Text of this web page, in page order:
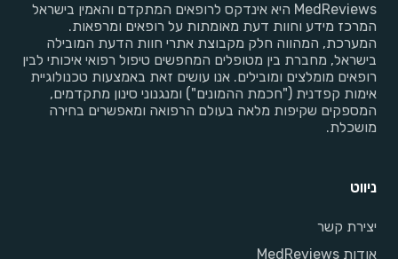
MedReviews היא אינדקס לרופאים המתקדם והאמין בישראל
המרכז מידע וחוות דעת מאומתות על רופאים ומרפאות.
המערכת, המהווה חלק מקבוצת אתרי חוות הדעת המובילה
בישראל, מחברת בין מטופלים המחפשים טיפול רפואי איכותי לבין
רופאים מומלצים ומובילים. אנו עושים זאת באמצעות טכנולוגיית
אימות קפדנית ("חכמת ההמונים") ומנגנוני סינון מתקדמים,
המספקים שקיפות מלאה בעולם הרפואה ומאפשרים בחירה
מושכלת.
ניווט
יצירת קשר
אודות MedReviews